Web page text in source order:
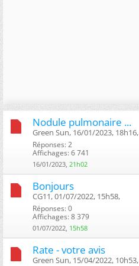
Nodule pulmonaire ...
Green Sun, 16/01/2023, 18h16, ‎
Réponses: 2
Affichages: 6 741
16/01/2023, 21h02
Bonjours
CG11, 01/07/2022, 15h58, ‎
Réponses: 0
Affichages: 8 379
01/07/2022, 15h58
Rate - votre avis
Green Sun, 15/04/2022, 10h53, ‎